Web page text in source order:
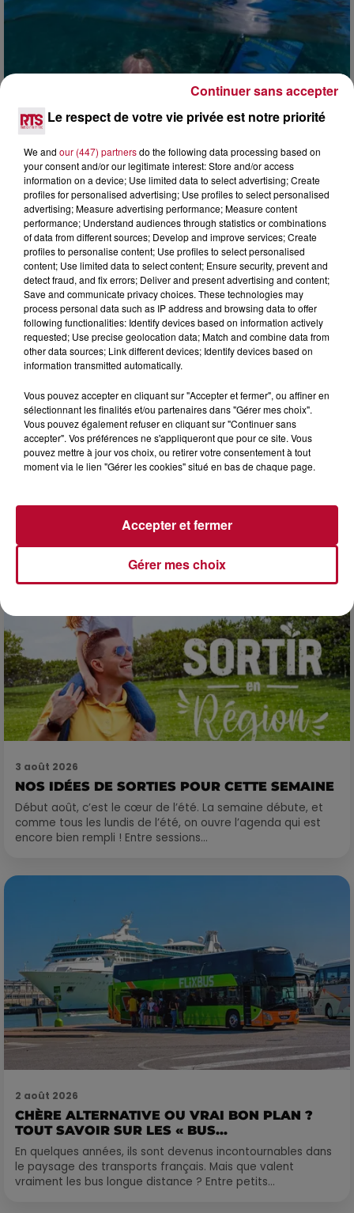
4 août 2026
HÉRAULT, PYRÉNÉES-ORIENTALES : TROIS
SPOTS DE SNORKELING À EXPLORER...
Pas besoin de bouteilles de plongée lourdes ni de diplômes
complexes pour observer la vie sous-marine. Cet été, un
masque, un tuba et une paire de palmes...
SOIRÉE DJ PLAYA
3 août 2026
NOS IDÉES DE SORTIES POUR CETTE SEMAINE
Début août, c’est le cœur de l’été. La semaine débute, et
comme tous les lundis de l’été, on ouvre l’agenda qui est
encore bien rempli ! Entre sessions...
2 août 2026
CHÈRE ALTERNATIVE OU VRAI BON PLAN ?
TOUT SAVOIR SUR LES « BUS...
En quelques années, ils sont devenus incontournables dans
le paysage des transports français. Mais que valent
vraiment les bus longue distance ? Entre petits...
Le respect de votre vie privée est notre priorité
We and our (447) partnersdo the following data processing based on
your consent and/or our legitimate interest: Store and/or access
information on a device; Use limited data to select advertising; Create
profiles for personalised advertising; Use profiles to select personalised
advertising; Measure advertising performance; Measure content
performance; Understand audiences through statistics or combinations
of data from different sources; Develop and improve services; Create
profiles to personalise content; Use profiles to select personalised
content; Use limited data to select content; Ensure security, prevent and
detect fraud, and fix errors; Deliver and present advertising and content;
Save and communicate privacy choices. These technologies may
process personal data such as IP address and browsing data to offer
following functionalities: Identify devices based on information actively
requested; Use precise geolocation data; Match and combine data from
other data sources; Link different devices; Identify devices based on
information transmitted automatically.
Vous pouvez accepter en cliquant sur "Accepter et fermer", ou affiner en
sélectionnant les finalités et/ou partenaires dans "Gérer mes choix".
Vous pouvez également refuser en cliquant sur "Continuer sans
accepter". Vos préférences ne s'appliqueront que pour ce site. Vous
pouvez mettre à jour vos choix, ou retirer votre consentement à tout
moment via le lien "Gérer les cookies" situé en bas de chaque page.
Gérer mes choix
Accepter et fermer
Continuer sans accepter